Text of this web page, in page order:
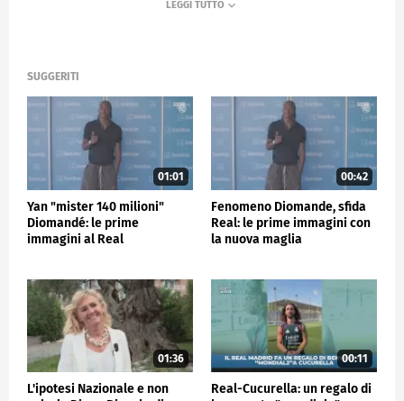
SUGGERITI
01:01
Yan "mister 140 milioni"
Diomandé: le prime
immagini al Real
00:42
Fenomeno Diomande, sfida
Real: le prime immagini con
la nuova maglia
01:36
L'ipotesi Nazionale e non
00:11
Real-Cucurella: un regalo di